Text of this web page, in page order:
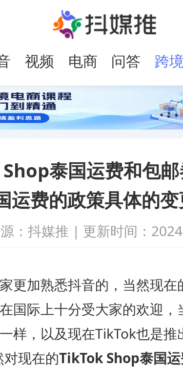
视频
号
电商 问答
跨
电
泰国运费和包
运费的政策具体的
：抖媒推 | 更新时间：
加熟悉抖音的，当然现在
国际上十分受大家的欢迎，
样，以及现在TikTok也是推
现在的TikTok Shop泰国